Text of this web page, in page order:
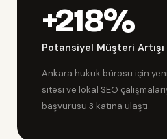
+218%
Potansiyel Müşteri Artışı
Ankara hukuk bürosu için
sitesi ve lokal SEO
başvurusu 3 katına ulaştı.